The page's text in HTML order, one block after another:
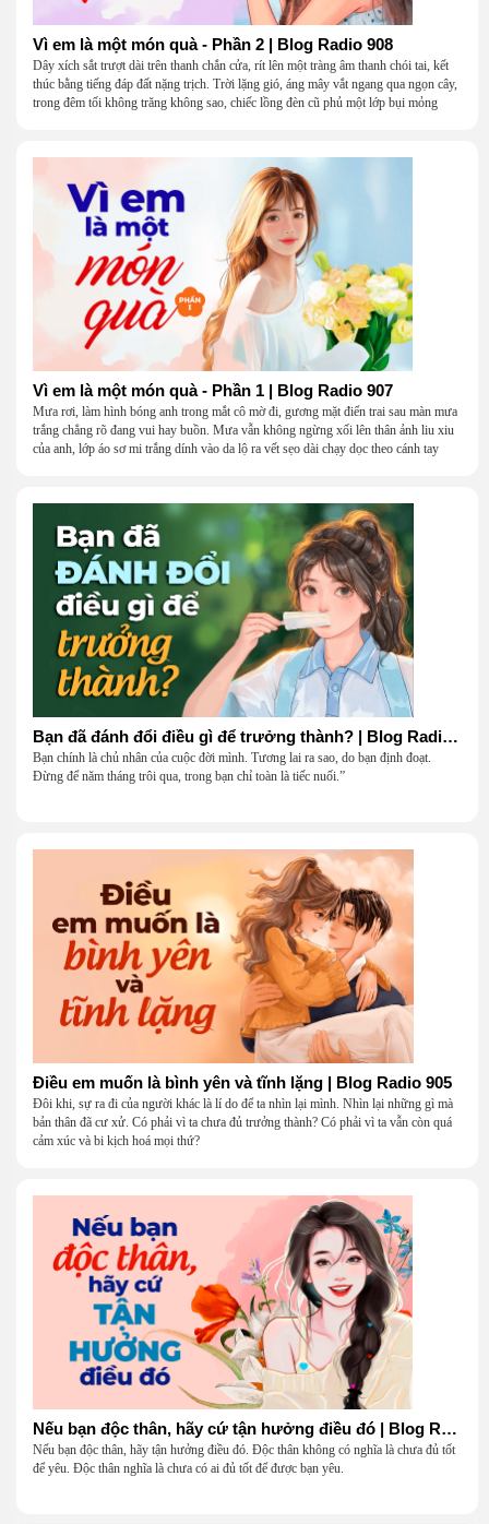
Vì em là một món quà - Phần 2 | Blog Radio 908
Dây xích sắt trượt dài trên thanh chắn cửa, rít lên một tràng âm thanh chói tai, kết
thúc bằng tiếng đáp đất nặng trịch. Trời lặng gió, áng mây vắt ngang qua ngọn cây,
trong đêm tối không trăng không sao, chiếc lồng đèn cũ phủ một lớp bụi mỏng
Vì em là một món quà - Phần 1 | Blog Radio 907
Mưa rơi, làm hình bóng anh trong mắt cô mờ đi, gương mặt điển trai sau màn mưa
trắng chẳng rõ đang vui hay buồn. Mưa vẫn không ngừng xối lên thân ảnh liu xiu
của anh, lớp áo sơ mi trắng dính vào da lộ ra vết sẹo dài chạy dọc theo cánh tay
Bạn đã đánh đổi điều gì để trưởng thành? | Blog Radio 906
Bạn chính là chủ nhân của cuộc đời mình. Tương lai ra sao, do bạn định đoạt.
Đừng để năm tháng trôi qua, trong bạn chỉ toàn là tiếc nuối.”
Điều em muốn là bình yên và tĩnh lặng | Blog Radio 905
Đôi khi, sự ra đi của người khác là lí do để ta nhìn lại mình. Nhìn lại những gì mà
bản thân đã cư xử. Có phải vì ta chưa đủ trưởng thành? Có phải vì ta vẫn còn quá
cảm xúc và bi kịch hoá mọi thứ?
Nếu bạn độc thân, hãy cứ tận hưởng điều đó | Blog Radio 904
Nếu bạn độc thân, hãy tận hưởng điều đó. Độc thân không có nghĩa là chưa đủ tốt
để yêu. Độc thân nghĩa là chưa có ai đủ tốt để được bạn yêu.